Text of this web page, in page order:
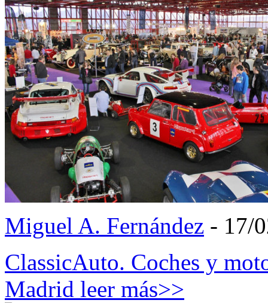
Miguel A. Fernández - 17/
ClassicAuto. Coches y
Madrid leer más>>